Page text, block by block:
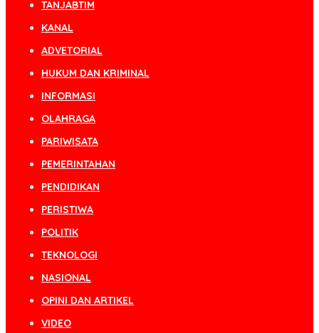
TANJABTIM
KANAL
ADVETORIAL
HUKUM DAN KRIMINAL
INFORMASI
OLAHRAGA
PARIWISATA
PEMERINTAHAN
PENDIDIKAN
PERISTIWA
POLITIK
TEKNOLOGI
NASIONAL
OPINI DAN ARTIKEL
VIDEO